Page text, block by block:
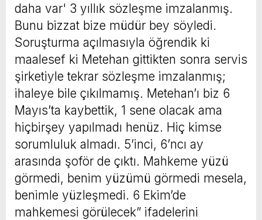
daha var' 3 yıllık sözleşme imzalanmış.
Bunu bizzat bize müdür bey söyledi.
Soruşturma açılmasıyla öğrendik ki
maalesef ki Metehan gittikten sonra servis
şirketiyle tekrar sözleşme imzalanmış;
ihaleye bile çıkılmamış. Metehan’ı biz 6
Mayıs’ta kaybettik, 1 sene olacak ama
hiçbirşey yapılmadı henüz. Hiç kimse
sorumluluk almadı. 5’inci, 6’ncı ay
arasında şoför de çıktı. Mahkeme yüzü
görmedi, benim yüzümü görmedi mesela,
benimle yüzleşmedi. 6 Ekim’de
mahkemesi görülecek” ifadelerini